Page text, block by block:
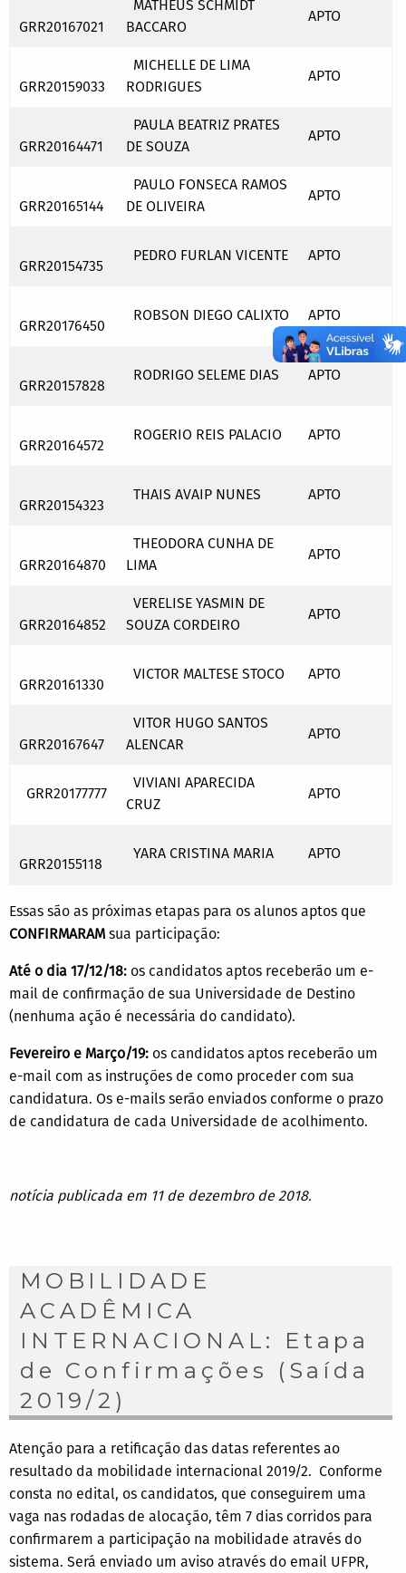
GRR20167021
MATHEUS SCHMIDT
BACCARO
APTO
GRR20159033
MICHELLE DE LIMA
RODRIGUES
APTO
GRR20164471
PAULA BEATRIZ PRATES
DE SOUZA
APTO
GRR20165144
PAULO FONSECA RAMOS
DE OLIVEIRA
APTO
GRR20154735
PEDRO FURLAN VICENTE APTO
GRR20176450
ROBSON DIEGO CALIXTO APTO
GRR20157828
RODRIGO SELEME DIAS APTO
GRR20164572
ROGERIO REIS PALACIO APTO
GRR20154323
THAIS AVAIP NUNES APTO
GRR20164870
THEODORA CUNHA DE
LIMA
APTO
GRR20164852
VERELISE YASMIN DE
SOUZA CORDEIRO
APTO
GRR20161330
VICTOR MALTESE STOCO APTO
GRR20167647
VITOR HUGO SANTOS
ALENCAR
APTO
GRR20177777
VIVIANI APARECIDA
CRUZ
APTO
GRR20155118
YARA CRISTINA MARIA APTO
Essas são as próximas etapas para os alunos aptos que
CONFIRMARAM sua participação:
Até o dia 17/12/18: os candidatos aptos receberão um e-
mail de confirmação de sua Universidade de Destino
(nenhuma ação é necessária do candidato).
Fevereiro e Março/19: os candidatos aptos receberão um
e-mail com as instruções de como proceder com sua
candidatura. Os e-mails serão enviados conforme o prazo
de candidatura de cada Universidade de acolhimento.
notícia publicada em 11 de dezembro de 2018.
MOBILIDADE
ACADÊMICA
INTERNACIONAL: Etapa
de Confirmações (Saída
2019/2)
Atenção para a retificação das datas referentes ao
resultado da mobilidade internacional 2019/2. Conforme
consta no edital, os candidatos, que conseguirem uma
vaga nas rodadas de alocação, têm 7 dias corridos para
confirmarem a participação na mobilidade através do
sistema. Será enviado um aviso através do email UFPR,